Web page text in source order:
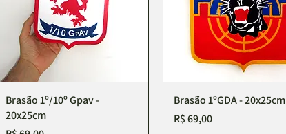
Visualização rápida
Brasão 1º/10º Gpav -
20x25cm
Visualização rápida
Brasão 1ºGDA - 20x25cm
Preço
R$ 69,00